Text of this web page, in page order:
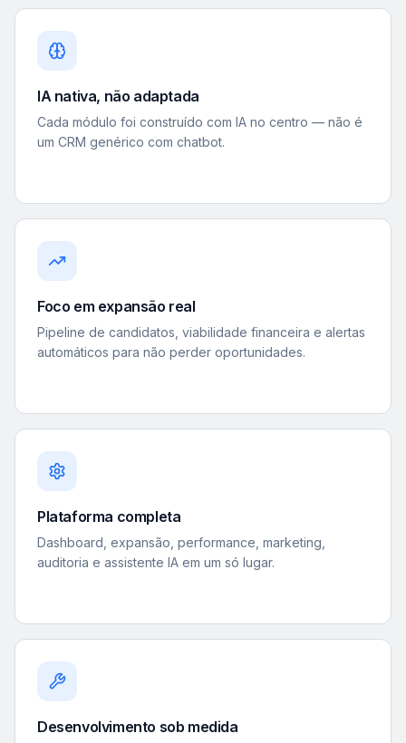
IA nativa, não adaptada
Cada módulo foi construído com IA no centro — não é
um CRM genérico com chatbot.
Foco em expansão real
Pipeline de candidatos, viabilidade financeira e alertas
automáticos para não perder oportunidades.
Plataforma completa
Dashboard, expansão, performance, marketing,
auditoria e assistente IA em um só lugar.
Desenvolvimento sob medida